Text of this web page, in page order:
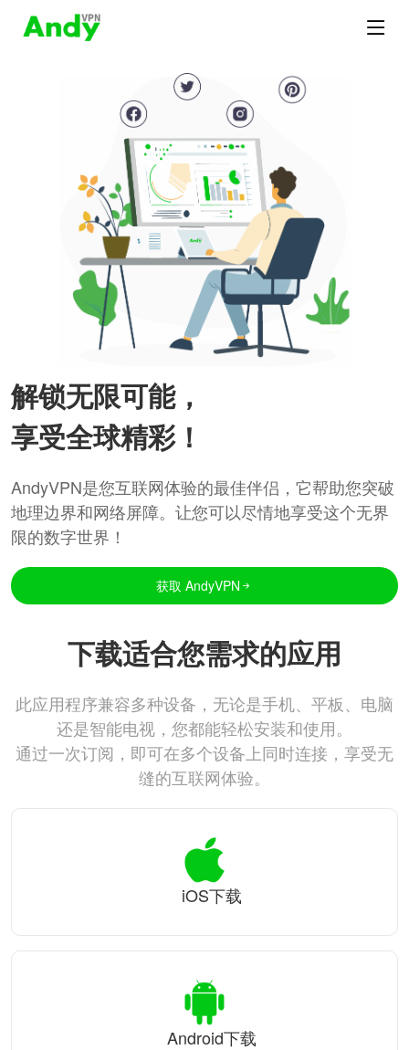
解锁无限可能，
享受全球精彩！
AndyVPN是您互联网体验的最佳伴侣，它帮助您突破
地理边界和网络屏障。让您可以尽情地享受这个无界
限的数字世界！
获取 AndyVPN
下载适合您需求的应用
此应用程序兼容多种设备，无论是手机、平板、电脑
还是智能电视，您都能轻松安装和使用。
通过一次订阅，即可在多个设备上同时连接，享受无
缝的互联网体验。
iOS下载
Android下载